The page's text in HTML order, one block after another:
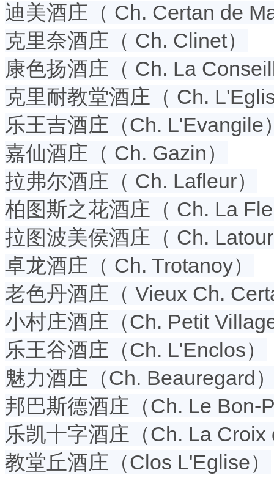
迪美酒庄（ Ch. Certan de
克里奈酒庄（ Ch. Clinet）
康色扬酒庄（ Ch. La
克里耐教堂酒庄（ Ch.
乐王吉酒庄（Ch. L'Evangile
嘉仙酒庄（ Ch. Gazin）
拉弗尔酒庄（ Ch. Lafleur）
柏图斯之花酒庄（ Ch. La
拉图波美侯酒庄（ Ch.
卓龙酒庄（ Ch. Trotanoy）
老色丹酒庄（ Vieux Ch.
小村庄酒庄（Ch. Petit
乐王谷酒庄（Ch. L'Enclos）
魅力酒庄（Ch. Beauregard
邦巴斯德酒庄（Ch. Le Bon-
乐凯十字酒庄（Ch. La Croix
教堂丘酒庄（Clos L'Eglise）